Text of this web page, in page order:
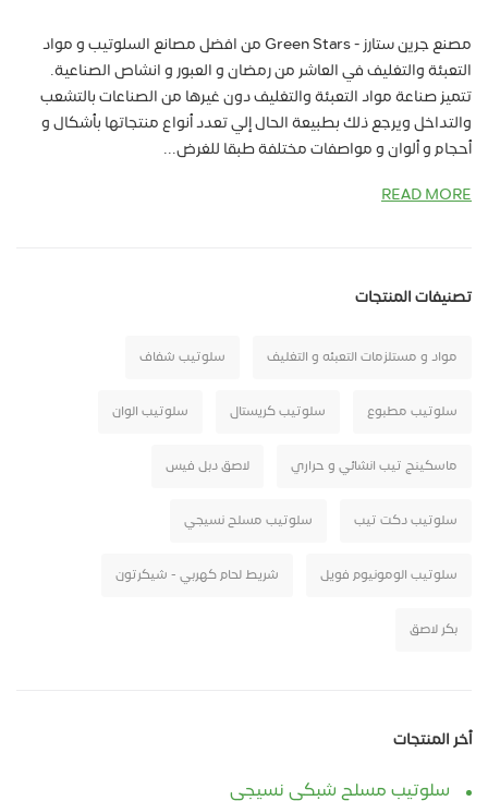
مصنع جرين ستارز - Green Stars من افضل مصانع السلوتيب و مواد
التعبئة والتغليف في العاشر من رمضان و العبور و انشاص الصناعية.
تتميز صناعة مواد التعبئة والتغليف دون غيرها من الصناعات بالتشعب
والتداخل ويرجع ذلك بطبيعة الحال إلي تعدد أنواع منتجاتها بأشكال و
أحجام و ألوان و مواصفات مختلفة طبقا للغرض...
READ MORE
تصنيفات المنتجات
مواد و مستلزمات التعبئه و التغليف سلوتيب شفاف
سلوتيب مطبوع سلوتيب كريستال سلوتيب الوان
ماسكينج تيب انشائي و حراري لاصق دبل فيس
سلوتيب دكت تيب سلوتيب مسلح نسيجي
سلوتيب الومونيوم فويل شريط لحام كهربي - شيكرتون
بكر لاصق
أخر المنتجات
سلوتيب مسلح شبكي نسيجي